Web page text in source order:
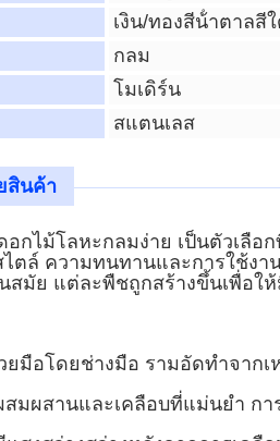
เงิน/ทองสีน้ําตาลสี
กลม
โมเดิร์น
สแตนเลส
สินค้า
อกไม้โลหะกลมง่าย เป็นตัวเลื
ตล์ ความทนทานและการใช้งา
สมัย แต่ละพืชถูกสร้างขึ้นเพื่อใ
ยมือโดยช่างมือ รามอัดทําจาก
สมผสานและเคลือบที่แม่นยํา ก